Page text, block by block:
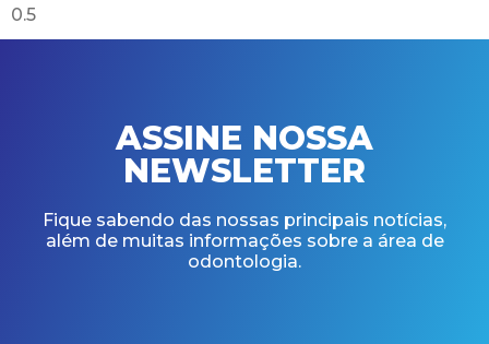
ASSINE NOSSA
NEWSLETTER
Fique sabendo das nossas principais notícias,
além de muitas informações sobre a área de
odontologia.